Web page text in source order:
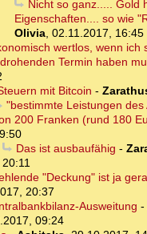
Nicht so ganz..... Gold
Eigenschaften.... so wie
Olivia, 02.11.2017, 16:45
wertlos, wenn ich
Termin haben
mit Bitcoin -
"bestimmte Leistungen
200 Franken (rund 180
Das ist ausbaufähig -
20:11
"Deckung" ist ja
20:37
Ausweitung -
09:24